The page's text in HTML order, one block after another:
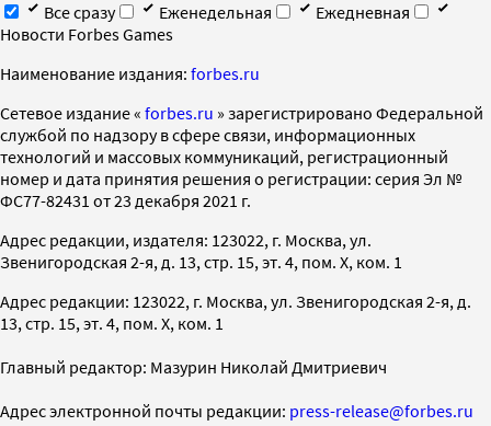
Все сразу
Еженедельная
Ежедневная
Новости Forbes Games
Наименование издания: forbes.ru
Cетевое издание « forbes.ru » зарегистрировано Федеральной
службой по надзору в сфере связи, информационных
технологий и массовых коммуникаций, регистрационный
номер и дата принятия решения о регистрации: серия Эл №
ФС77-82431 от 23 декабря 2021 г.
Адрес редакции, издателя: 123022, г. Москва, ул.
Звенигородская 2-я, д. 13, стр. 15, эт. 4, пом. X, ком. 1
Адрес редакции: 123022, г. Москва, ул. Звенигородская 2-я, д.
13, стр. 15, эт. 4, пом. X, ком. 1
Главный редактор: Мазурин Николай Дмитриевич
Адрес электронной почты редакции: press-release@forbes.ru